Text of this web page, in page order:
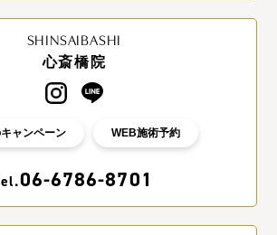
SHINSAIBASHI
心斎橋院
ャンペーン WEB施術予約
06-6786-8701